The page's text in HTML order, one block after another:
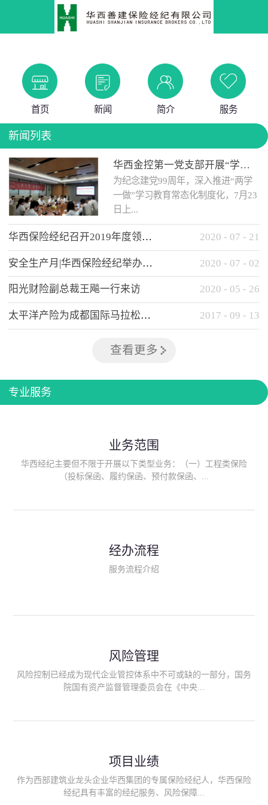
首页 新闻 简介 服务
新闻列表
华西金控第一党支部开展“学党史 知党情 做合格党员”主题教育工作会
为纪念建党99周年，深入推进“两学
一做”学习教育常态化制度化，7月23
日上...
午，华西金控第一党支部举办了“学
党史、知党情、...
华西保险经纪召开2019年度领导班子述职考核工作会 2020 - 07 - 21
安全生产月|华西保险经纪举办应急消防安全知识培训 2020 - 07 - 02
阳光财险副总裁王飚一行来访 2020 - 05 - 26
太平洋产险为成都国际马拉松提供全方位保险保障 2017 - 09 - 13
查看更多
专业服务
业务范围
华西经纪主要但不限于开展以下类型业务：（一）工程类保险
（投标保函、履约保函、预付款保函、...
险、政府公共安全责任保险/自然灾害公众责任保险、精神病监护
人责任险、首台套/首版次保险、科技保险等）；（三）传统财产
险产品；（六）保险招投标业务。随着业务的开展，华西经纪会
供专业、优质的保险经纪服务。
经办流程
服务流程介绍
风险管理
风险控制已经成为现代企业管控体系中不可或缺的一部分，国务
院国有资产监督管理委员会在《中央...
能够为客户降低风险管理成本，提高经营效率；能够为企业提供
从风险评估、风险分析、风险防范、风险转移到灾后防损、索赔
等全方位、全过程、专家式的服务，拓展和深化由保险公司提供
项目业绩
作为西部建筑业龙头企业华西集团的专属保险经纪人，华西保险
经纪具有丰富的经纪服务、风险保障...